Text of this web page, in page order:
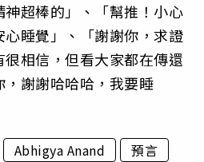
超棒的」、「幫推！小心
睡覺」、「謝謝你，求證
相信，但看大家都在傳還
謝謝哈哈哈，我要睡
Abhigya Anand
預言